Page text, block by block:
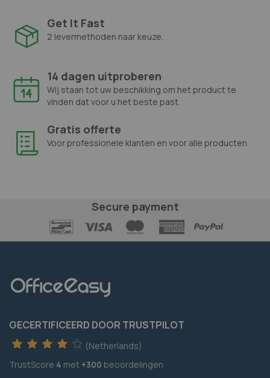
Get It Fast
2 levermethoden naar keuze.
14 dagen uitproberen
Wij staan tot uw beschikking om het product te
vinden dat voor u het beste past.
Gratis offerte
Voor professionele klanten en voor alle producten.
Secure payment
GECERTIFICEERD DOOR TRUSTPILOT
(Netherlands)
TrustScore 4 met +300 beoordelingen